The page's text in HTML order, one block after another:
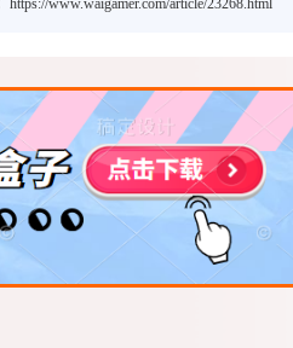
https://www.waigamer.com/article/23268.html